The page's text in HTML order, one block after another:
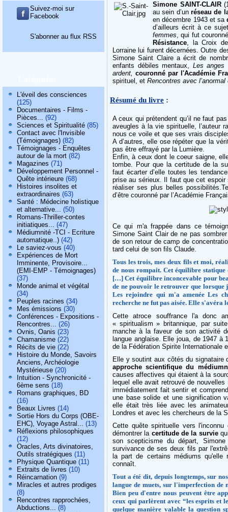
Suivez-moi sur
Facebook
S'abonner au flux RSS
L'éveil des consciences
(125)
Documentaires - Films -
Pièces... (92)
Sciences et Spiritualité (85)
Contact avec l'Invisible
(Témoignages) (82)
Témoignages - Enquêtes
autour de la mort (82)
Magazines (71)
Développement Personnel -
Quête intérieure (68)
Histoires insolites et
extraordinaires (63)
Santé : Médecine holistique
et alternative... (50)
Romans-Thriller-contes
initiatiques... (47)
Médiumnité -TCI - Ecriture
automatique..) (42)
Le saviez-vous (40)
Expériences de Mort
Imminente, Provisoire...
(EMI-EMP - Témoignages)
(37)
Monde animal et végétal
(34)
Peuples racines (34)
Mes émissions (30)
Conférences - Expositions -
Rencontres... (26)
Ovnis, Oanis (23)
Chamanisme (22)
Récits de vie (22)
Histoire du Monde, Savoirs
Anciens, Archéologie
Mystérieuse (20)
Intuition - Synchronicité -
6ème sens (18)
Romans graphiques, BD
(16)
Beaux Livres (14)
Sortie Hors du Corps (OBE-
EHC), Voyage Astral... (13)
Réflexions philosophiques
(12)
Oracles, Arts divinatoires,
Outils stratégiques (11)
Physique Quantique (11)
Extraits de livres (10)
Réincarnation (9)
Miracles et autres prodiges
(8)
Rencontres rapprochées,
Abductions... (8)
Simone SAINT-CLAIR
au sein d’un réseau de
en décembre 1943 et sa
d’ailleurs écrit à ce
femmes, qui fut
Résistance, la Croix
Lorraine lui furent décernées. Outre
Simone Saint Claire a écrit de
enfants débiles mentaux, Les anges
ardent, couronné par l'Académie
spirituel, et Rencontres avec
Résumé du livre :
A ceux qui prétendent qu’il ne faut
aveugles à la vie spirituelle, l’auteur
nous ce voile et que ses vrais
A d’autres, elle ose répéter que la
pas être effrayé par la Lumière.
Enfin, à ceux dont le coeur saigne,
tombe. Pour que la certitude de la
faut écarter d’elle toutes les
prise au sérieux. Il faut que cet
réaliser ses plus belles
d’être couronné par l’Académie
Ce qui m'a frappée dans ce
Simone Saint Clair de ne pas
de son retour de camp de
tard celui de son fils Claude.
Tous les trois, mes deux fils et moi,
de nous rompait. Cet équilibre
[…] Cet équilibre inconcevable pour
de ne pouvoir le retrouver que lorsque
Les rejoindre qui m'a amenée Les
recherche ne fut pas aisée. Elle s'avéra
Cette atroce souffrance l'a donc
« spiritualism » britannique, par
manche à la faveur de son activité
langue anglaise. Elle joua, de 1947
de la Fédération Spirite Internationale
Elle y soutint aux côtés du
approche scientifique du
causes affectives qui étaient à la
lequel elle avait retrouvé de
immédiatement fait sentir et
une base solide et une signification
elle était très liée avec les
Londres et avec les chercheurs de la
Cette quête spirituelle vers
démontrer la certitude de la survie
son scepticisme du départ,
survivance de ses deux fils par
la part de certains médiums
connaît.
Tout a été dit, depuis longtemps, sur
langue de muets, sur l'imperfection de
Bien peu d'entre nous peuvent être
ceux qui parlèrent avec “les esprits et
quelque manière valable la question